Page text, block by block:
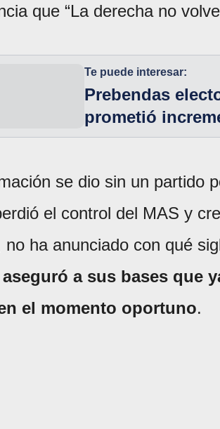
que “La derecha no
Te puede interesar:
Prebendas
prometió
se dio sin un partido
el control del MAS y
no ha anunciado con qué
aseguró a sus bases que
el momento oportuno.